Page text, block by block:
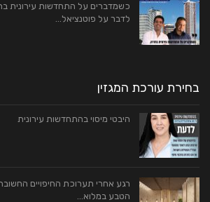
כשמדברים על התחדשות עירונית
לדבר על פוטנציאל…
בחירת עורכת המגזין
היבטי מיסוי בהתחדשות עירונית
רגע אחרי תערוכת החיפויים
הטבע במלוא…